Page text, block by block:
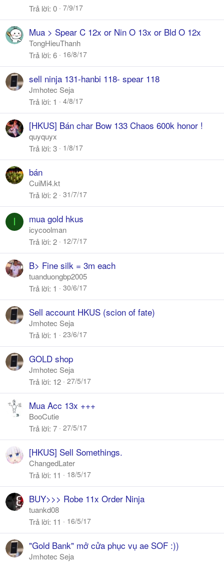
Trả lời 0 7/9/17
Mua > Spear C 12x or Nin O 13x or Bld O 12x
TongHieuThanh
Trả lời 6 16/8/17
sell ninja 131-hanbi 118- spear 118
Jmhotec Seja
Trả lời 1 4/8/17
[HKUS] Bán char Bow 133 Chaos 600k honor !
quyquyx
Trả lời 3 1/8/17
bán
CuiMi4.kt
Trả lời 2 31/7/17
I mua gold hkus
icycoolman
Trả lời 2 12/7/17
B> Fine silk = 3m each
tuanduongbp2005
Trả lời 1 30/6/17
Sell account HKUS (scion of fate)
Jmhotec Seja
Trả lời 1 23/6/17
GOLD shop
Jmhotec Seja
Trả lời 12 27/5/17
Mua Acc 13x +++
BooCutie
Trả lời 7 27/5/17
[HKUS] Sell Somethings.
ChangedLater
Trả lời 11 18/5/17
BUY>>> Robe 11x Order Ninja
tuankd08
Trả lời 11 16/5/17
"Gold Bank" mở cửa phục vụ ae SOF :))
Jmhotec Seja